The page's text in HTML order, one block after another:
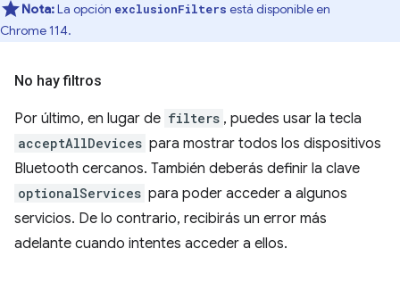
Nota:La opción exclusionFilters está disponible en
Chrome 114.
No hay filtros
Por último, en lugar de filters , puedes usar la tecla
acceptAllDevices para mostrar todos los dispositivos
Bluetooth cercanos. También deberás definir la clave
optionalServices para poder acceder a algunos
servicios. De lo contrario, recibirás un error más
adelante cuando intentes acceder a ellos.